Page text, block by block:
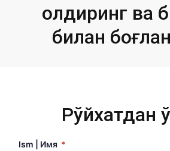
қолдиринг ва
билан
Рўйхатдан
Ism | Имя *